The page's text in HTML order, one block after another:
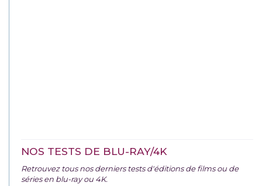
NOS TESTS DE BLU-RAY/4K
Retrouvez tous nos derniers tests d'éditions de films ou de
séries en blu-ray ou 4K.